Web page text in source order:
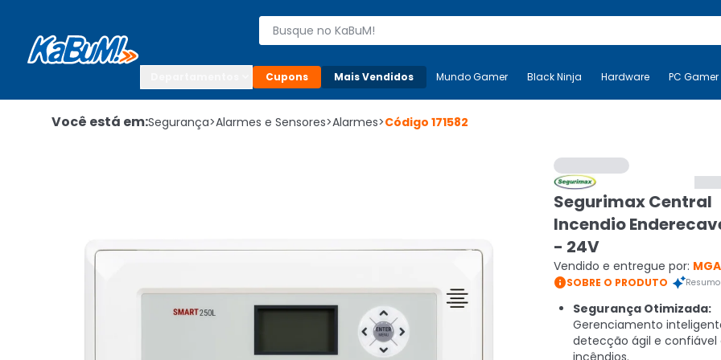
Buscar produtos
Cupons Mais Vendidos Mais-v- Mundo Gamer Black Ninja Hardware
Mundo Gamer Black Ninja Hardware PC Gamer
Você está em:Segurança>Alarmes e Sensores>Alarmes>Código 171582
Segurimax Central
Incendio
- 24V
Vendido e entregue por:
SOBRE O PRODUTO
Segurança Otimizada:
Gerenciamento
detecção ágil e confiável
incêndios.